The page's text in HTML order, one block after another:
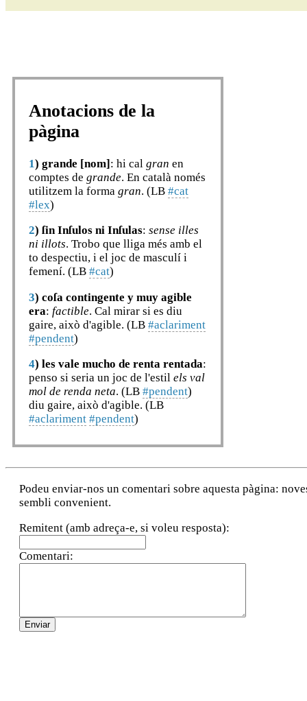
Anotacions de la
pàgina
1) grande [nom]: hi cal gran en
comptes de grande. En català només
utilitzem la forma gran. (LB #cat
#lex)
2) ſin Inſulos ni Inſulas: sense illes
ni illots. Trobo que lliga més amb el
to despectiu, i el joc de masculí i
femení. (LB #cat)
3) coſa contingente y muy agible
era: factible. Cal mirar si es diu
gaire, això d'agible. (LB #aclariment
#pendent)
4) les vale mucho de renta rentada:
penso si seria un joc de l'estil els val
mol de renda neta. (LB #pendent)
diu gaire, això d'agible. (LB
#aclariment #pendent)
Podeu enviar-nos un comentari sobre aquesta pàgina:
sembli convenient.
Remitent (amb adreça-e, si voleu resposta):
Comentari: